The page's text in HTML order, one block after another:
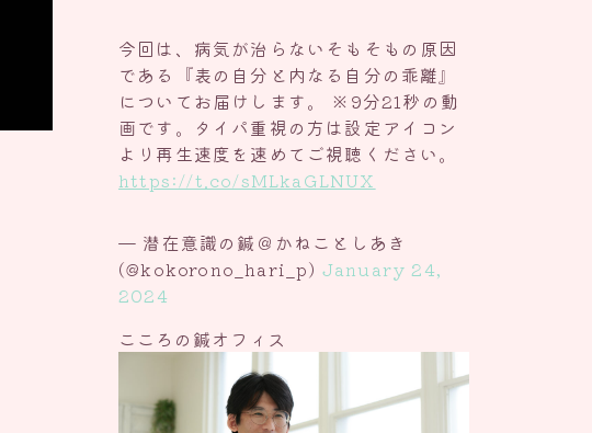
今回は、病気が治らないそもそもの原因
である『表の自分と内なる自分の乖離』
についてお届けします。 ※9分21秒の動
画です。タイパ重視の方は設定アイコン
より再生速度を速めてご視聴ください。
https://t.co/sMLkaGLNUX
— 潜在意識の鍼＠かねことしあき
(@kokorono_hari_p) January 24,
2024
こころの鍼オフィス